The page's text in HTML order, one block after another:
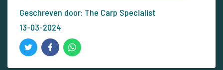
Geschreven door: The Carp Specialist
13-03-2024